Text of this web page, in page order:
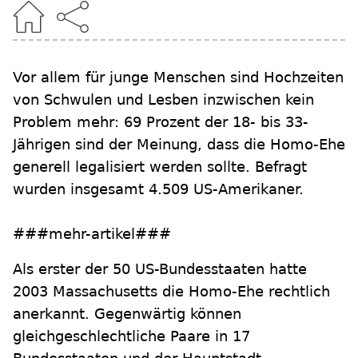
Vor allem für junge Menschen sind Hochzeiten
von Schwulen und Lesben inzwischen kein
Problem mehr: 69 Prozent der 18- bis 33-
Jährigen sind der Meinung, dass die Homo-Ehe
generell legalisiert werden sollte. Befragt
wurden insgesamt 4.509 US-Amerikaner.
###mehr-artikel###
Als erster der 50 US-Bundesstaaten hatte
2003 Massachusetts die Homo-Ehe rechtlich
anerkannt. Gegenwärtig können
gleichgeschlechtliche Paare in 17